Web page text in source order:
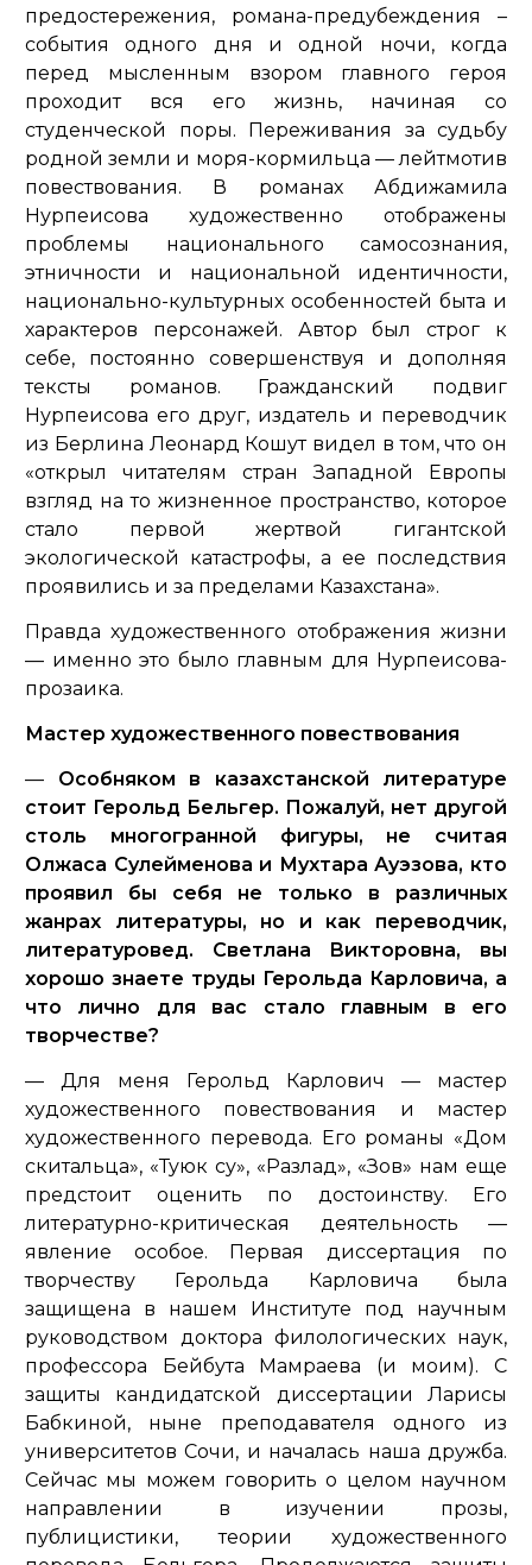
предостережения, романа-предубеждения –
события одного дня и одной ночи, когда
перед мысленным взором главного героя
проходит вся его жизнь, начиная со
студенческой поры. Переживания за судьбу
родной земли и моря-кормильца — лейтмотив
повествования. В романах Абдижамила
Нурпеисова художественно отображены
проблемы национального самосознания,
этничности и национальной идентичности,
национально-культурных особенностей быта и
характеров персонажей. Автор был строг к
себе, постоянно совершенствуя и дополняя
тексты романов. Гражданский подвиг
Нурпеисова его друг, издатель и переводчик
из Берлина Леонард Кошут видел в том, что он
«открыл читателям стран Западной Европы
взгляд на то жизненное пространство, которое
стало первой жертвой гигантской
экологической катастрофы, а ее последствия
проявились и за пределами Казахстана».
Правда художественного отображения жизни
— именно это было главным для Нурпеисова-
прозаика.
Мастер художественного повествования
— Особняком в казахстанской литературе
стоит Герольд Бельгер. Пожалуй, нет другой
столь многогранной фигуры, не считая
Олжаса Сулейменова и Мухтара Ауэзова, кто
проявил бы себя не только в различных
жанрах литературы, но и как переводчик,
литературовед. Светлана Викторовна, вы
хорошо знаете труды Герольда Карловича, а
что лично для вас стало главным в его
творчестве?
— Для меня Герольд Карлович — мастер
художественного повествования и мастер
художественного перевода. Его романы «Дом
скитальца», «Туюк су», «Разлад», «Зов» нам еще
предстоит оценить по достоинству. Его
литературно-критическая деятельность —
явление особое. Первая диссертация по
творчеству Герольда Карловича была
защищена в нашем Институте под научным
руководством доктора филологических наук,
профессора Бейбута Мамраева (и моим). С
защиты кандидатской диссертации Ларисы
Бабкиной, ныне преподавателя одного из
университетов Сочи, и началась наша дружба.
Сейчас мы можем говорить о целом научном
направлении в изучении прозы,
публицистики, теории художественного